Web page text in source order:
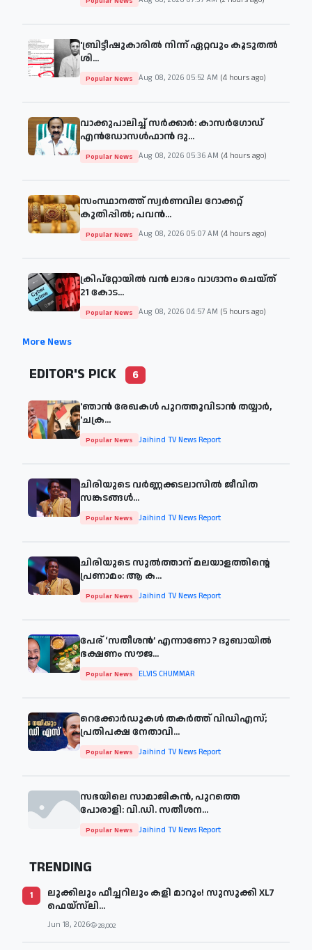
'ബ്രിട്ടീഷുകാരില്‍ നിന്ന് ഏറ്റവും കൂടുതല്‍
ശി...
Popular News Aug 08, 2026 05:52 AM (4 hours ago)
വാക്കുപാലിച്ച് സർക്കാർ: കാസർഗോഡ്
എൻഡോസൾഫാൻ ദു...
Popular News Aug 08, 2026 05:36 AM (4 hours ago)
സംസ്ഥാനത്ത് സ്വർണവില റോക്കറ്റ്
കുതിപ്പിൽ; പവൻ...
Popular News Aug 08, 2026 05:07 AM (4 hours ago)
ക്രിപ്‌റ്റോയിൽ വൻ ലാഭം വാഗ്ദാനം ചെയ്ത്
21 കോട...
Popular News Aug 08, 2026 04:57 AM (5 hours ago)
More News
EDITOR'S PICK 6
'ഞാന്‍ രേഖകള്‍ പുറത്തുവിടാന്‍ തയ്യാര്‍,
'ചക്ര...
Popular News Jaihind TV News Report
ചിരിയുടെ വര്‍ണ്ണക്കടലാസില്‍ ജീവിത
സങ്കടങ്ങള്‍...
Popular News Jaihind TV News Report
ചിരിയുടെ സുൽത്താന് മലയാളത്തിന്റെ
പ്രണാമം: ആ ക...
Popular News Jaihind TV News Report
പേര് ‘സതീശന്‍’ എന്നാണോ ? ദുബായില്‍
ഭക്ഷണം സൗജ...
Popular News ELVIS CHUMMAR
റെക്കോർഡുകൾ തകർത്ത് വിഡിഎസ്;
പ്രതിപക്ഷ നേതാവി...
Popular News Jaihind TV News Report
സഭയിലെ സാമാജികൻ, പുറത്തെ
പോരാളി: വി.ഡി. സതീശന...
Popular News Jaihind TV News Report
TRENDING
1
ലുക്കിലും ഫീച്ചറിലും കളി മാറും! സുസുക്കി XL7
ഫെയ്‌സ്‌ലി...
Jun 18, 2026 28,002